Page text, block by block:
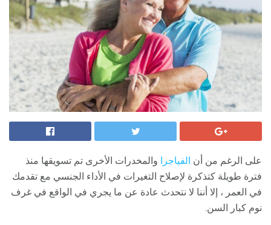
على الرغم من أن الفياجرا والمخدرات الأخرى تم تسويقها منذ
فترة طويلة كتذكرة لإصلاح التغيرات في الأداء الجنسي مع تقدمك
في العمر ، إلا أننا لا نتحدث عادة عن ما يجري في الواقع في غرف
نوم كبار السن.